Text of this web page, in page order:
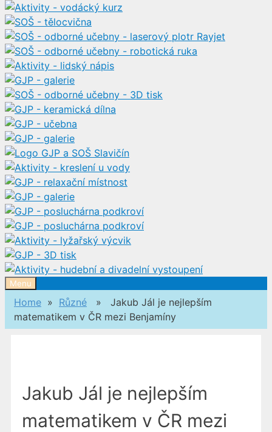
Menu
Home » Různé » Jakub Jál je nejlepším
matematikem v ČR mezi Benjamíny
Jakub Jál je nejlepším
matematikem v ČR mezi